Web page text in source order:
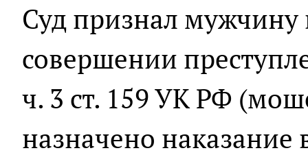
Суд признал
совершении
ч. 3 ст. 159 УК РФ
назначено наказание